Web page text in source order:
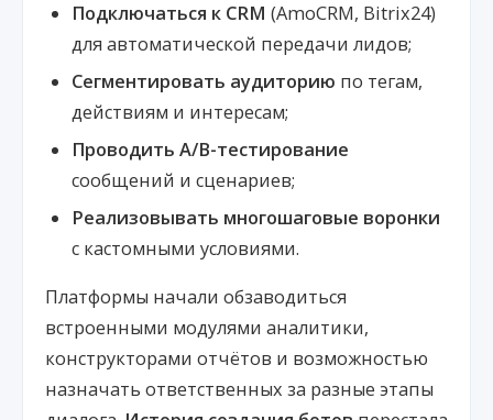
Подключаться к CRM (AmoCRM, Bitrix24)
для автоматической передачи лидов;
Сегментировать аудиторию по тегам,
действиям и интересам;
Проводить A/B-тестирование
сообщений и сценариев;
Реализовывать многошаговые воронки
с кастомными условиями.
Платформы начали обзаводиться
встроенными модулями аналитики,
конструкторами отчётов и возможностью
назначать ответственных за разные этапы